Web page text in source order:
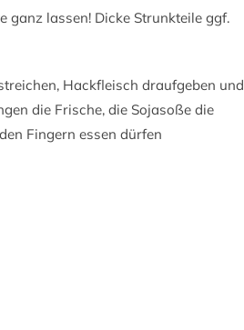
ganz lassen! Dicke Strunkteile ggf.
Hackfleisch draufgeben und
die Frische, die Sojasoße die
Fingern essen dürfen